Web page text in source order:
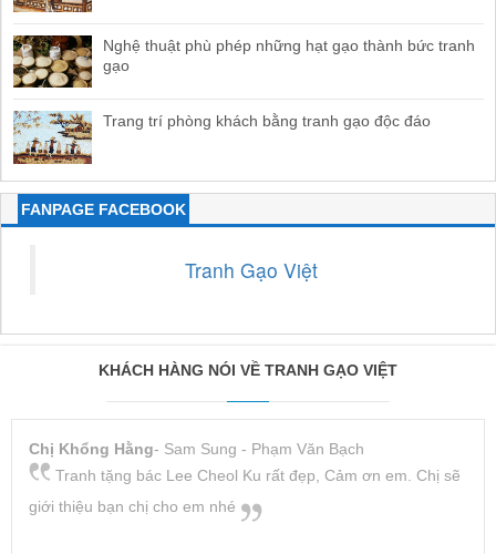
Nghệ thuật phù phép những hạt gạo thành bức tranh
gạo
Trang trí phòng khách bằng tranh gạo độc đáo
FANPAGE FACEBOOK
Tranh Gạo Việt
KHÁCH HÀNG NÓI VỀ TRANH GẠO VIỆT
Chị Khổng Hằng- Sam Sung - Phạm Văn Bạch
Tranh tặng bác Lee Cheol Ku rất đẹp, Cảm ơn em. Chị sẽ
giới thiệu bạn chị cho em nhé